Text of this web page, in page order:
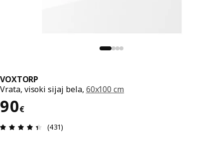
VOXTORP
Vrata, visoki sijaj bela, 60x100 cm
90€
Cena 90€
Ocena in komentar: 4.4 od skupno 5 zvezdic.
(431)